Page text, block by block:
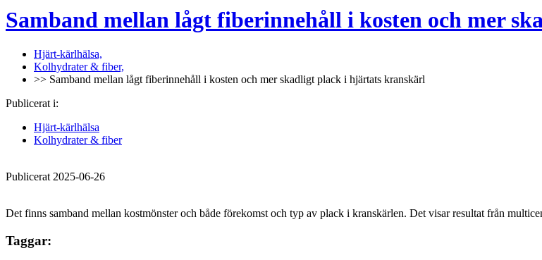
Samband mellan lågt fiberinnehåll i kosten och mer
Hjärt-kärlhälsa,
Kolhydrater & fiber,
>> Samband mellan lågt fiberinnehåll i kosten och mer skadligt plack i hjärtats kranskärl
Publicerat i:
Hjärt-kärlhälsa
Kolhydrater & fiber
Publicerat 2025-06-26
Det finns samband mellan kostmönster och både förekomst och typ av plack i kranskärlen. Det visar resultat från
Taggar: